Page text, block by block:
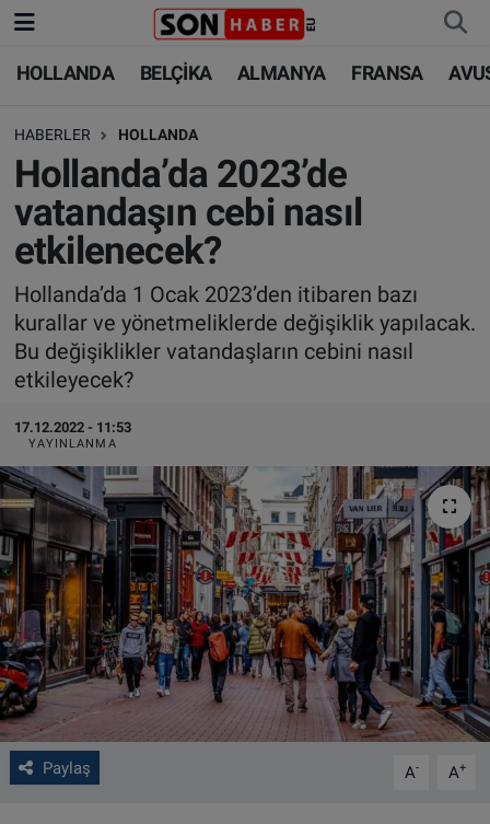
HOLLANDA BELÇİKA ALMANYA FRANSA
HABERLER HOLLANDA
Hollanda’da 2023’de
vatandaşın cebi nasıl
etkilenecek?
Hollanda’da 1 Ocak 2023’den itibaren bazı
kurallar ve yönetmeliklerde değişiklik yapılacak.
Bu değişiklikler vatandaşların cebini nasıl
etkileyecek?
17.12.2022 - 11:53
YAYINLANMA
Paylaş A- A+
HOLLANDA
BELÇİKA
ALMANYA
FRANSA
AVUSTURYA
SAĞLIK - YAŞAM
BİLİM-TEKNOLOJİ
HOLLANDA
BELÇİKA
ALMANYA
TÜRKİYE
DÜNYA
BİLİM-TEKNOLOJİ
SAĞLIK
FOTO GALERİ
VIDEO GALERİ
ALGEMENE VOORWAARDEN
CONTACT
Çerez Politikası
Nöbetçi Eczaneler
Hava Durumu
Trafik Durumu
Süper Lig Puan Durumu ve Fikstür
Tüm Manşetler
Son Dakika Haberleri
Haber Arşivi